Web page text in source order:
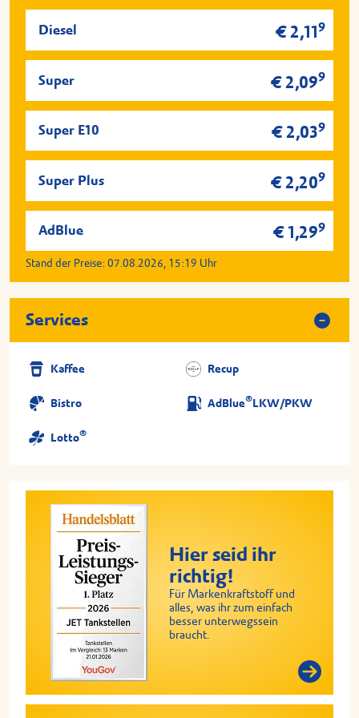
Diesel € 2,119
Super € 2,099
Super E10 € 2,039
Super Plus € 2,209
AdBlue € 1,299
Stand der Preise: 07.08.2026, 15:19 Uhr
Services
Kaffee Recup
Bistro AdBlue® LKW/PKW
Lotto®
Hier seid ihr
richtig!
Für Markenkraftstoff und
alles, was ihr zum einfach
besser unterwegssein
braucht.